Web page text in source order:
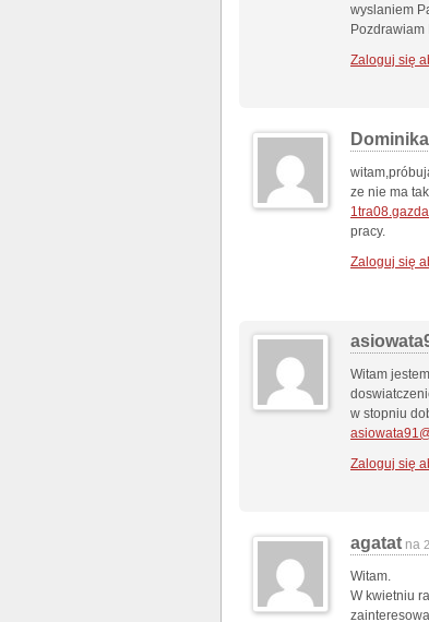
wyslaniem
Pozdrawiam
Zaloguj się
ze nie ma
pracy.
Zaloguj się
Witam
w stopniu
Zaloguj się
agatat na
Witam.
W kwietniu